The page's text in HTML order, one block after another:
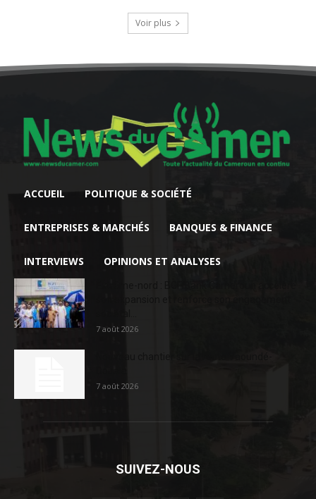
Voir plus
ACCUEIL POLITIQUE & SOCIÉTÉ
ENTREPRISES & MARCHÉS BANQUES & FINANCE
INTERVIEWS OPINIONS ET ANALYSES
7 août 2026
7 août 2026
SUIVEZ-NOUS